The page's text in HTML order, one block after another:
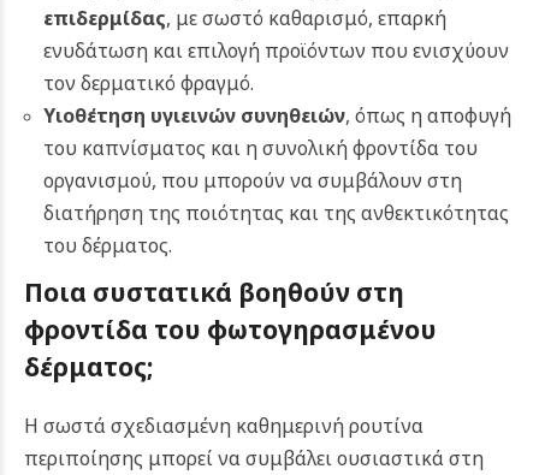
επιδερμίδας, με σωστό καθαρισμό, επαρκή
ενυδάτωση και επιλογή προϊόντων που ενισχύουν
τον δερματικό φραγμό.
Υιοθέτηση υγιεινών συνηθειών, όπως η αποφυγή
του καπνίσματος και η συνολική φροντίδα του
οργανισμού, που μπορούν να συμβάλουν στη
διατήρηση της ποιότητας και της ανθεκτικότητας
του δέρματος.
Ποια συστατικά βοηθούν στη
φροντίδα του φωτογηρασμένου
δέρματος;
Η σωστά σχεδιασμένη καθημερινή ρουτίνα
περιποίησης μπορεί να συμβάλει ουσιαστικά στη